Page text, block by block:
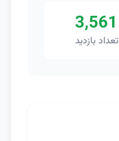
3,561
تعداد بازدید